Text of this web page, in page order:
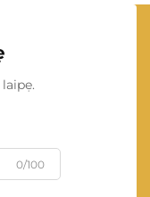
0/100